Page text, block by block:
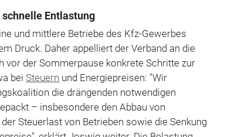
Entlastung
und mittlere Betriebe des Kfz-Gewerbes
Druck. Daher appelliert der Verband an die
vor der Sommerpause konkrete Schritte zur
bei Steuern und Energiepreisen: "Wir
die drängenden notwendigen
– insbesondere den Abbau von
Steuerlast von Betrieben sowie die Senkung